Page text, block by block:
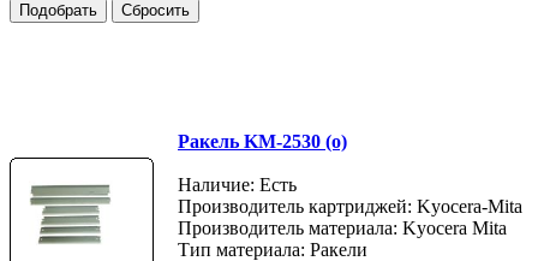
Ракель KM-2530 (о)
Наличие: Есть
Производитель картриджей: Kyocera-Mita
Производитель материала: Kyocera Mita
Тип материала: Ракели